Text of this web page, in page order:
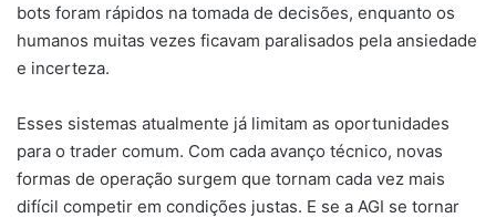
bots foram rápidos na tomada de decisões, enquanto os
humanos muitas vezes ficavam paralisados pela ansiedade
e incerteza.
Esses sistemas atualmente já limitam as oportunidades
para o trader comum. Com cada avanço técnico, novas
formas de operação surgem que tornam cada vez mais
difícil competir em condições justas. E se a AGI se tornar